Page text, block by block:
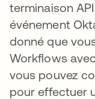
terminaison
événement
donné que
Workflows
vous pouvez
pour effectuer